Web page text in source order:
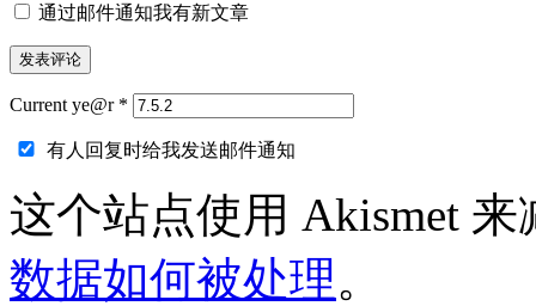
通过邮件通知我有新文章
Current ye@r *
有人回复时给我发送邮件通知
这个站点使用 Akismet
数据如何被处理。